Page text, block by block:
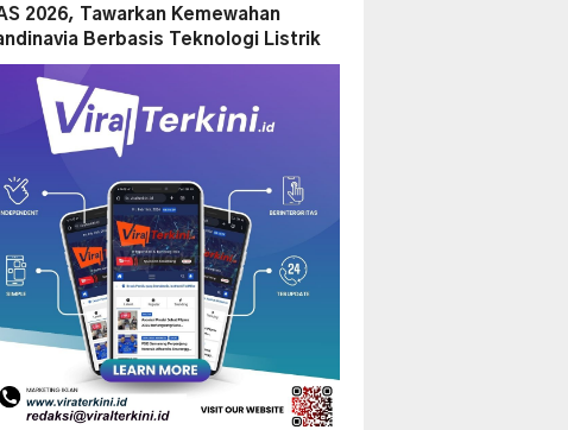
2026, Tawarkan Kemewahan
Berbasis Teknologi Listrik